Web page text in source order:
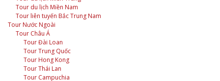
Tour du lịch Miền Nam
Tour liên tuyến Bắc Trung Nam
Tour Nước Ngoài
Tour Châu Á
Tour Đài Loan
Tour Trung Quốc
Tour Hong Kong
Tour Thái Lan
Tour Campuchia